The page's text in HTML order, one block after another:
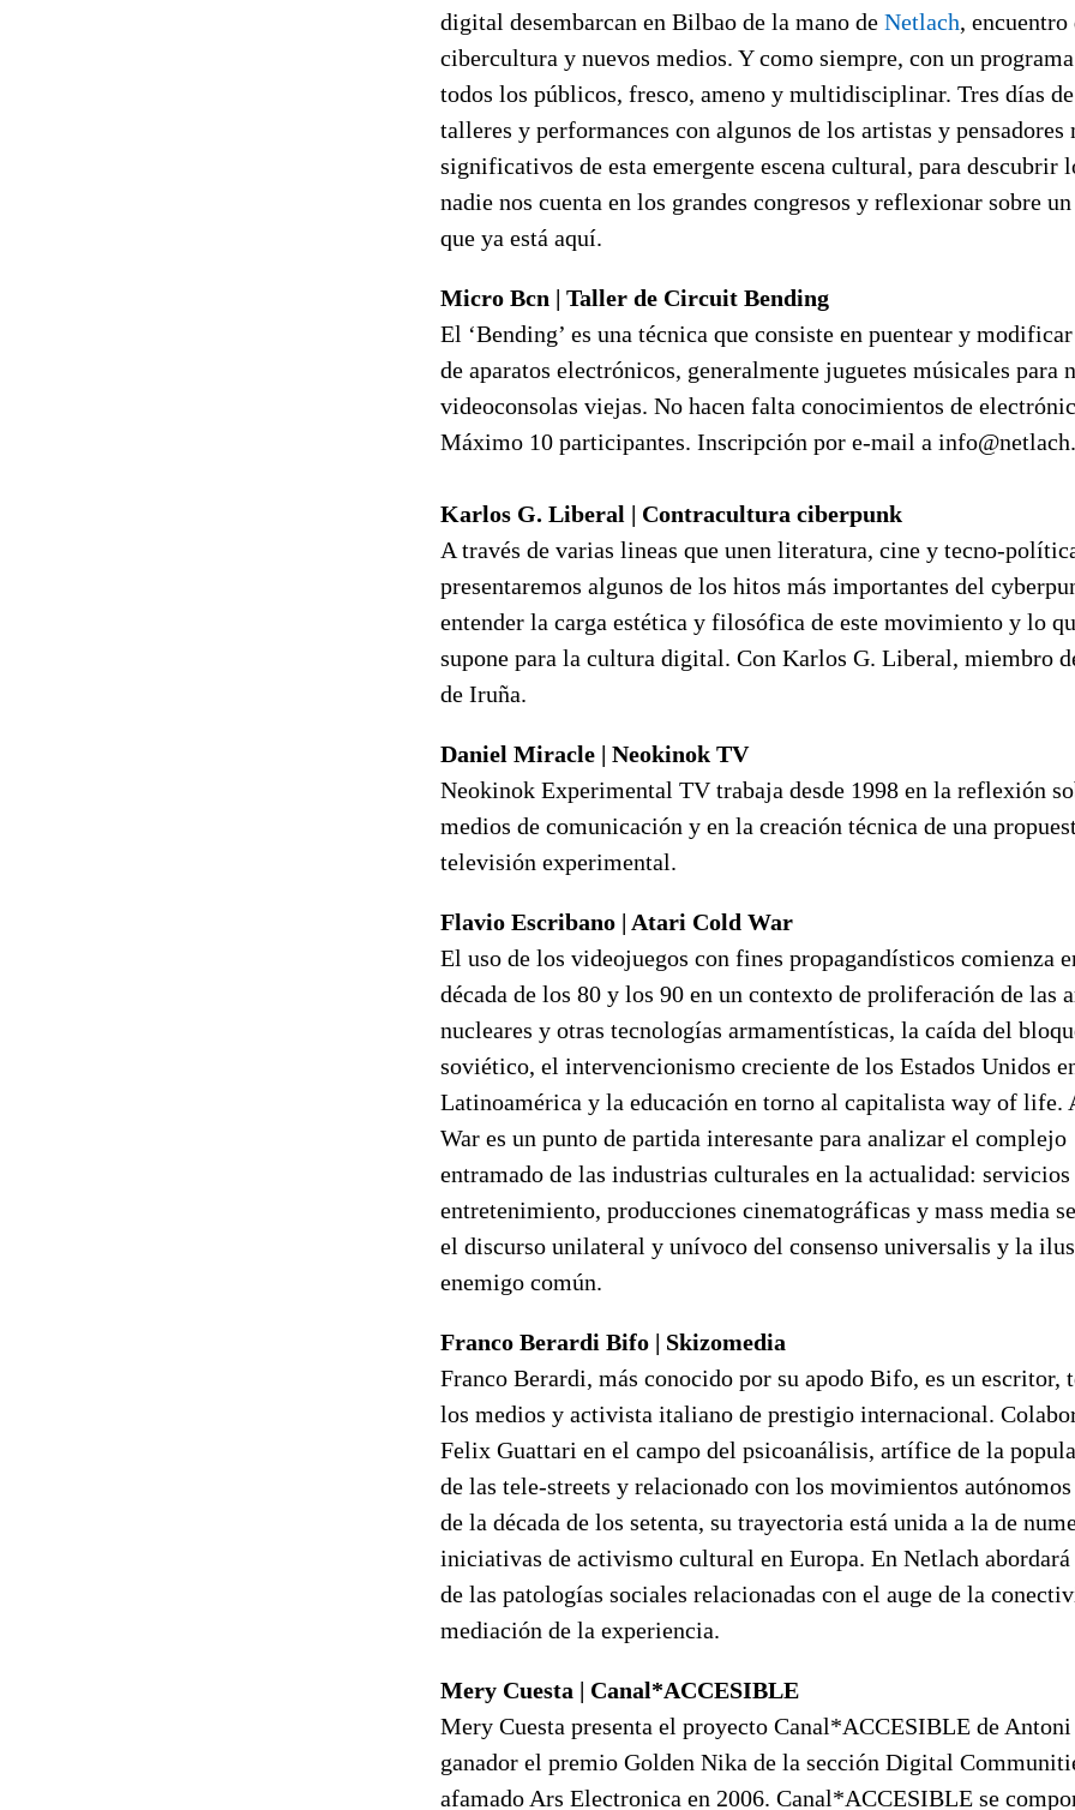
digital desembarcan en Bilbao de la mano de Netlach, encuentro
cibercultura y nuevos medios. Y como siempre, con un
todos los públicos, fresco, ameno y multidisciplinar. Tres días
talleres y performances con algunos de los artistas y pensadores
significativos de esta emergente escena cultural, para descubrir
nadie nos cuenta en los grandes congresos y reflexionar sobre
que ya está aquí.
Micro Bcn | Taller de Circuit Bending
El ‘Bending’ es una técnica que consiste en puentear y
de aparatos electrónicos, generalmente juguetes músicales para
videoconsolas viejas. No hacen falta conocimientos de
Máximo 10 participantes. Inscripción por e-mail a
Karlos G. Liberal | Contracultura ciberpunk
A través de varias lineas que unen literatura, cine y tecno-
presentaremos algunos de los hitos más importantes del
entender la carga estética y filosófica de este movimiento y lo
supone para la cultura digital. Con Karlos G. Liberal, miembro
de Iruña.
Daniel Miracle | Neokinok TV
Neokinok Experimental TV trabaja desde 1998 en la reflexión
medios de comunicación y en la creación técnica de una
televisión experimental.
Flavio Escribano | Atari Cold War
El uso de los videojuegos con fines propagandísticos comienza
década de los 80 y los 90 en un contexto de proliferación de las
nucleares y otras tecnologías armamentísticas, la caída del
soviético, el intervencionismo creciente de los Estados Unidos
Latinoamérica y la educación en torno al capitalista way of life.
War es un punto de partida interesante para analizar el complejo
entramado de las industrias culturales en la actualidad:
entretenimiento, producciones cinematográficas y mass media
el discurso unilateral y unívoco del consenso universalis y la
enemigo común.
Franco Berardi Bifo | Skizomedia
Franco Berardi, más conocido por su apodo Bifo, es un escritor,
los medios y activista italiano de prestigio internacional.
Felix Guattari en el campo del psicoanálisis, artífice de la
de las tele-streets y relacionado con los movimientos
de la década de los setenta, su trayectoria está unida a la de
iniciativas de activismo cultural en Europa. En Netlach abordará
de las patologías sociales relacionadas con el auge de la
mediación de la experiencia.
Mery Cuesta | Canal*ACCESIBLE
Mery Cuesta presenta el proyecto Canal*ACCESIBLE de Antoni
ganador el premio Golden Nika de la sección Digital
afamado Ars Electronica en 2006. Canal*ACCESIBLE se